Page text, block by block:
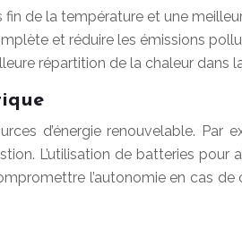
de la température et une
et réduire les émissions
répartition de la chaleur dans
d’énergie renouvelable. Par
L’utilisation de batteries pour
l’autonomie en cas